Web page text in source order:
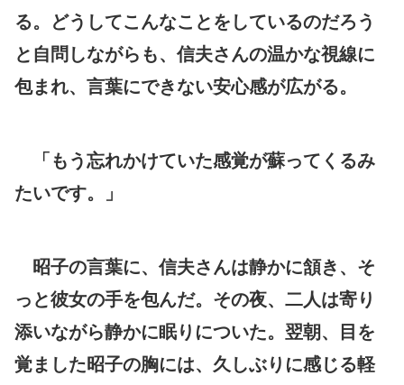
る。どうしてこんなことをしているのだろう
と自問しながらも、信夫さんの温かな視線に
包まれ、言葉にできない安心感が広がる。
「もう忘れかけていた感覚が蘇ってくるみ
たいです。」
昭子の言葉に、信夫さんは静かに頷き、そ
っと彼女の手を包んだ。その夜、二人は寄り
添いながら静かに眠りについた。翌朝、目を
覚ました昭子の胸には、久しぶりに感じる軽